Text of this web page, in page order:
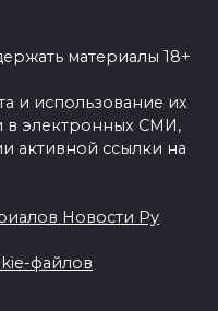
материалы 18+
и использование их
в электронных СМИ,
активной ссылки на
Новости Ру
файлов